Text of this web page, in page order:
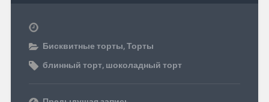
Бисквитные торты,Торты
блинный торт, шоколадный торт